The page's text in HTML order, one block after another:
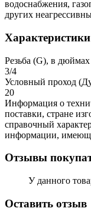
водоснабжения,
других
Характеристики
Резьба (G), в дюймах
3/4
Условный проход
20
Информация о
поставки, стране
справочный
информации,
Отзывы
У данного
Оставить отзыв